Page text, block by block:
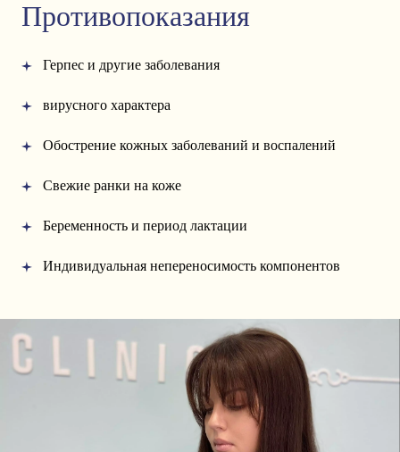
Противопоказания
Герпес и другие заболевания
вирусного характера
Обострение кожных заболеваний и воспалений
Свежие ранки на коже
Беременность и период лактации
Индивидуальная непереносимость компонентов